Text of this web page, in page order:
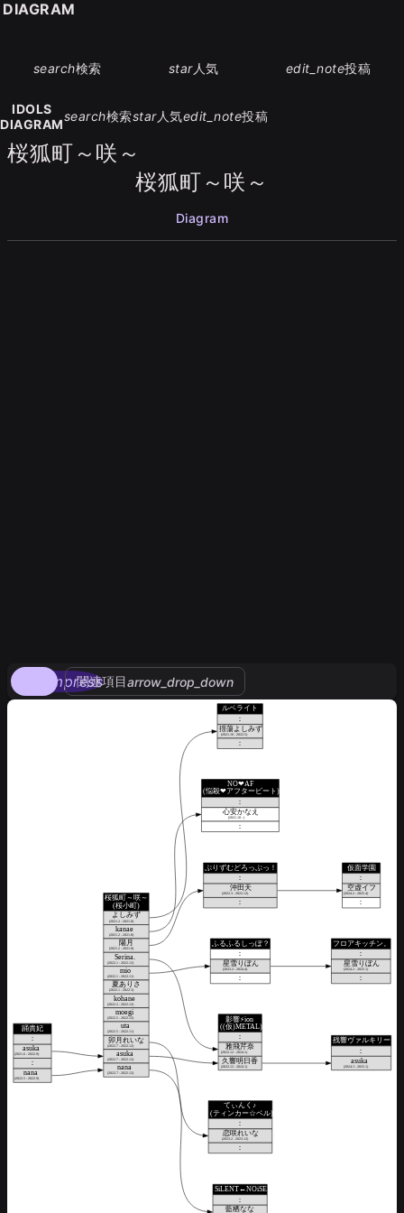
search検索 star人気 edit_note投稿
IDOLS
DIAGRAM
search検索star人気edit_note投稿
桜狐町～咲～
桜狐町～咲～
Diagram
compress
関連項目arrow_drop_down